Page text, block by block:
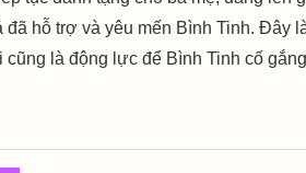
đã hỗ trợ và yêu mến Bình Tinh. Đây
cũng là động lực để Bình Tinh cố